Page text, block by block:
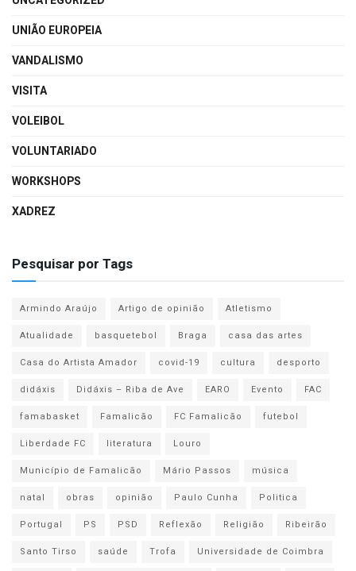
UNIÃO EUROPEIA
VANDALISMO
VISITA
VOLEIBOL
VOLUNTARIADO
WORKSHOPS
XADREZ
Pesquisar por Tags
Armindo Araújo Artigo de opinião
Atletismo
Atualidade
basquetebol Braga
casa das artes
Casa do Artista Amador
covid-19 cultura
desporto
didáxis
Didáxis – Riba de Ave EARO Evento
FAC
famabasket
Famalicão FC Famalicão
futebol
Liberdade FC
literatura
Louro
Município de Famalicão
Mário Passos
música
natal
obras opinião Paulo Cunha
Politica
Portugal
PS PSD Reflexão Religião
Ribeirão
Santo Tirso
saúde Trofa
Universidade de Coimbra